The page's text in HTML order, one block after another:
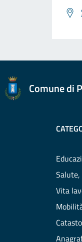
Comune di
Salute,
Vita